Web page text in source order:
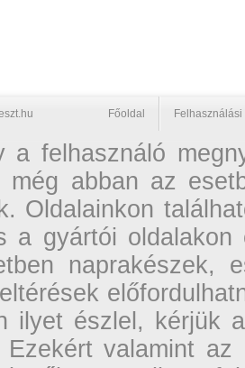
Főoldal
a felhasználó
még abban az
Oldalainkon
a gyártói oldalakon
naprakészek,
ilyet észlel, kérjük
valamint